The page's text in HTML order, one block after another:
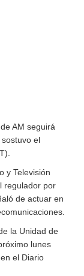
AM seguirá
el
y Televisión
regulador por
de actuar en
la Unidad de
lunes
el Diario